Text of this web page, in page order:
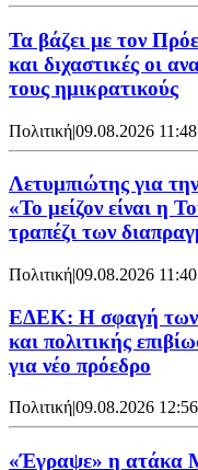
Τα βάζει με τον
και διχαστικές οι
τους ημικρατικούς
Πολιτική|09.08.2026 11:48
Λετυμπιώτης για
«Το μείζον είναι η
τραπέζι των
Πολιτική|09.08.2026 11:40
ΕΔΕΚ: Η σφαγή
και πολιτικής
για νέο πρόεδρο
Πολιτική|09.08.2026 12:56
«Έγραψε» η ατάκα